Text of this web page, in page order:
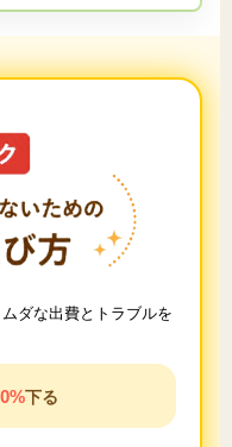
ダな出費とトラブルを
下る